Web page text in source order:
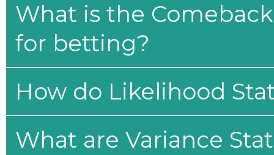
What is the
for betting?
How do Likelihood
What are Variance